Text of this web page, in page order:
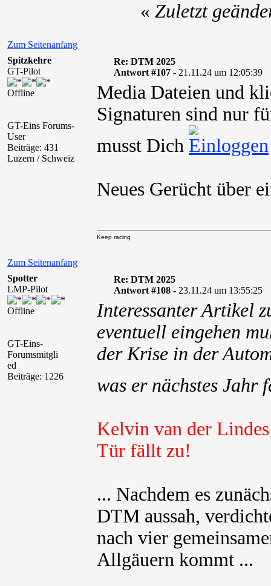
Zum Seitenanfang
« Zuletzt
Spitzkehre
GT-Pilot
Offline
GT-Eins Forums-
User
Beiträge: 431
Luzern / Schweiz
Re: DTM 2025
Antwort #107 - 21.11.24 um 12:05:39
Media Dateien und
Signaturen sind nur
musst Dich
Neues Gerücht über
Zum Seitenanfang
Keep racing
Spotter
LMP-Pilot
Offline
GT-Eins-
Forumsmitgli
ed
Beiträge: 1226
Re: DTM 2025
Antwort #108 - 23.11.24 um 13:55:25
Interessanter Artikel
eventuell eingehen
der Krise in der
was er nächstes Jahr
Kelvin van der
Tür fällt zu!
... Nachdem es
DTM aussah,
nach vier
Allgäuern kommt ...